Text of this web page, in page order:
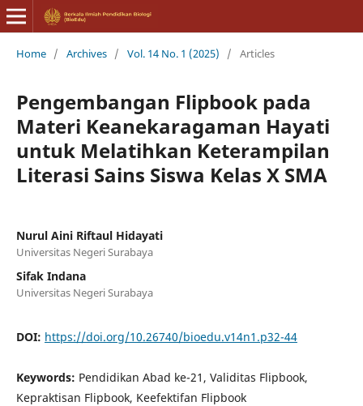
Home / Archives / Vol. 14 No. 1 (2025) / Articles
Pengembangan Flipbook pada
Materi Keanekaragaman Hayati
untuk Melatihkan Keterampilan
Literasi Sains Siswa Kelas X SMA
Nurul Aini Riftaul Hidayati
Universitas Negeri Surabaya
Sifak Indana
Universitas Negeri Surabaya
DOI: https://doi.org/10.26740/bioedu.v14n1.p32-44
Keywords: Pendidikan Abad ke-21, Validitas Flipbook,
Kepraktisan Flipbook, Keefektifan Flipbook